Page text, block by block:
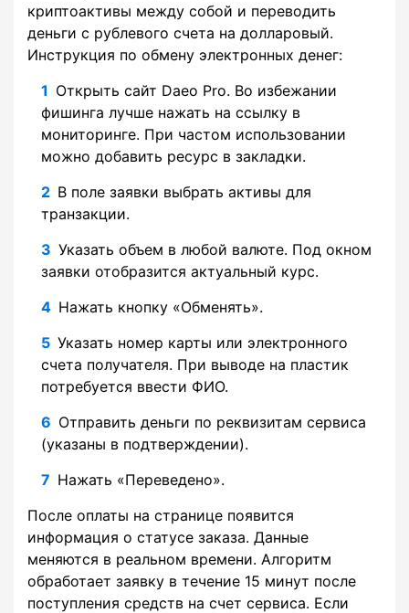
криптоактивы между собой и переводить
деньги с рублевого счета на долларовый.
Инструкция по обмену электронных денег:
Открыть сайт Daeo Pro. Во избежании
фишинга лучше нажать на ссылку в
мониторинге. При частом использовании
можно добавить ресурс в закладки.
В поле заявки выбрать активы для
транзакции.
Указать объем в любой валюте. Под окном
заявки отобразится актуальный курс.
Нажать кнопку «Обменять».
Указать номер карты или электронного
счета получателя. При выводе на пластик
потребуется ввести ФИО.
Отправить деньги по реквизитам сервиса
(указаны в подтверждении).
Нажать «Переведено».
После оплаты на странице появится
информация о статусе заказа. Данные
меняются в реальном времени. Алгоритм
обработает заявку в течение 15 минут после
поступления средств на счет сервиса. Если